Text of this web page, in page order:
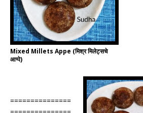
Mixed Millets Appe (मिश्र मिलेट्सचे
आप्पे)
===============